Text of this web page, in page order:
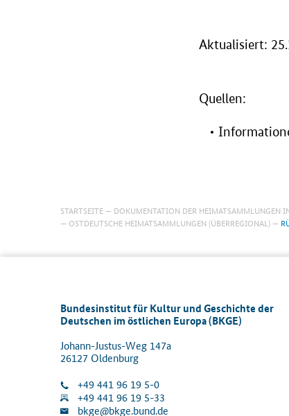
Aktualisiert:
Quellen:
STARTSEITE DOKUMENTATION DER HEIMATSAMMLUNGEN
OSTDEUTSCHE HEIMATSAMMLUNGEN (ÜBERREGIONAL)
Bundesinstitut für Kultur und Geschichte der
Deutschen im östlichen Europa (BKGE)
Johann-Justus-Weg 147a
26127 Oldenburg
+49 441 96 19 5-0
+49 441 96 19 5-33
bkge@bkge.bund.de